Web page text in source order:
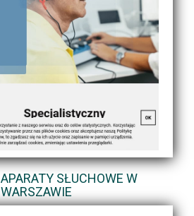
SŁUCHOWE W
WARSZAWIE